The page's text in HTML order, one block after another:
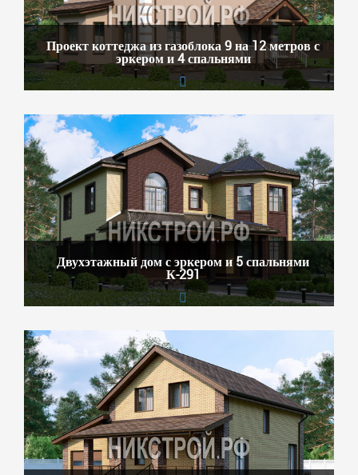
Проект коттеджа из газоблока 9 на 12 метров с
эркером и 4 спальнями
Двухэтажный дом с эркером и 5 спальнями
К-291